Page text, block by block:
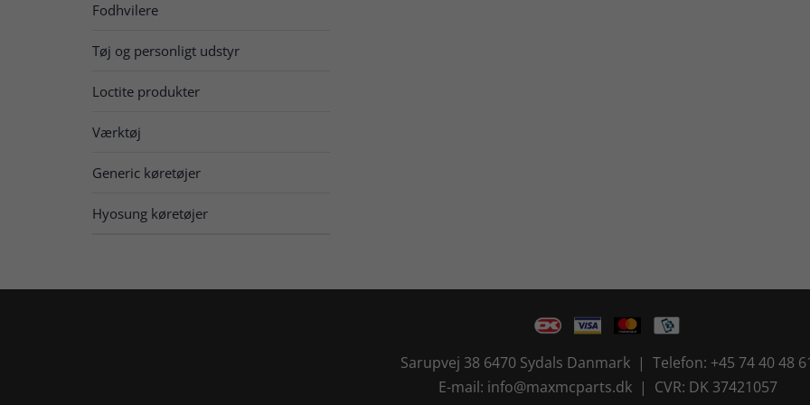
Fodhvilere
Tøj og personligt udstyr
Loctite produkter
Værktøj
Generic køretøjer
Hyosung køretøjer
Sarupvej 38 6470 Sydals Danmark | Telefon: +45 74 40 48
E-mail: info@maxmcparts.dk | CVR: DK 37421057